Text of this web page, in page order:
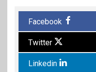
Facebook
Twitter
Linkedin